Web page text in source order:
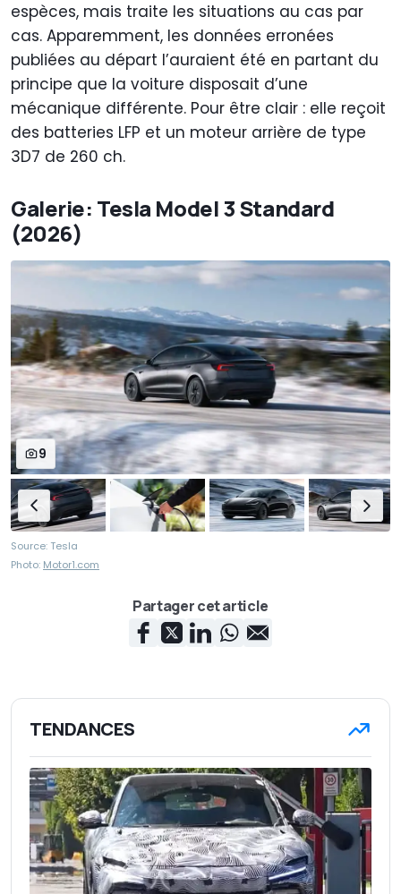
espèces, mais traite les situations au cas par
cas. Apparemment, les données erronées
publiées au départ l’auraient été en partant du
principe que la voiture disposait d’une
mécanique différente. Pour être clair : elle reçoit
des batteries LFP et un moteur arrière de type
3D7 de 260 ch.
Galerie: Tesla Model 3 Standard
(2026)
9
Source: Tesla
Photo: Motor1.com
Partager cet article
TENDANCES